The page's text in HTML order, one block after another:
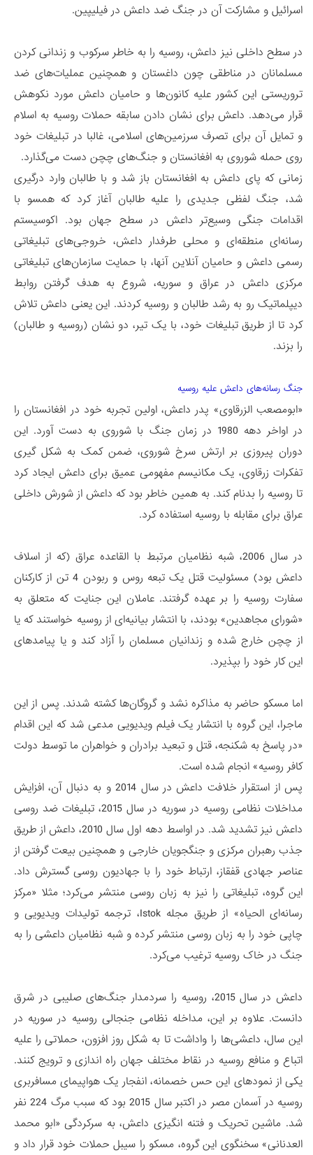
اسرائیل و مشارکت آن در جنگ ضد داعش در فیلیپین.
در سطح داخلی نیز داعش، روسیه را به خاطر سرکوب و زندانی کردن
مسلمانان در مناطقی چون داغستان و همچنین عملیات‌های ضد
تروریستی این کشور علیه کانون‌ها و حامیان داعش مورد نکوهش
قرار می‌دهد. داعش برای نشان دادن سابقه حملات روسیه به اسلام
و تمایل آن برای تصرف سرزمین‌های اسلامی، غالبا در تبلیغات خود
روی حمله شوروی به افغانستان و جنگ‌های چچن دست می‌گذارد.
زمانی که پای داعش به افغانستان باز شد و با طالبان وارد درگیری
شد، جنگ لفظی جدیدی را علیه طالبان آغاز کرد که همسو با
اقدامات جنگی وسیع‌تر داعش در سطح جهان بود. اکوسیستم
رسانه‌ای منطقه‌ای و محلی طرفدار داعش، خروجی‌های تبلیغاتی
رسمی داعش و حامیان آنلاین آنها، با حمایت سازمان‌های تبلیغاتی
مرکزی داعش در عراق و سوریه، شروع به هدف گرفتن روابط
دیپلماتیک رو به رشد طالبان و روسیه کردند. این یعنی داعش تلاش
کرد تا از طریق تبلیغات خود، با یک تیر، دو نشان (روسیه و طالبان)
را بزند.
جنگ رسانه‌های داعش علیه روسیه
«ابومصعب الزرقاوی» پدر داعش، اولین تجربه خود در افغانستان را
در اواخر دهه 1980 در زمان جنگ با شوروی به دست آورد. این
دوران پیروزی بر ارتش سرخ شوروی، ضمن کمک به شکل گیری
تفکرات زرقاوی، یک مکانیسم مفهومی عمیق برای داعش ایجاد کرد
تا روسیه را بدنام کند. به همین خاطر بود که داعش از شورش داخلی
عراق برای مقابله با روسیه استفاده کرد.
در سال 2006، شبه نظامیان مرتبط با القاعده عراق (که از اسلاف
داعش بود) مسئولیت قتل یک تبعه روس و ربودن 4 تن از کارکنان
سفارت روسیه را بر عهده گرفتند. عاملان این جنایت که متعلق به
«شورای مجاهدین» بودند، با انتشار بیانیه‌ای از روسیه خواستند که یا
از چچن خارج شده و زندانیان مسلمان را آزاد کند و یا پیامدهای
این کار خود را بپذیرد.
اما مسکو حاضر به مذاکره نشد و گروگان‌ها کشته شدند. پس از این
ماجرا، این گروه با انتشار یک فیلم ویدیویی مدعی شد که این اقدام
«در پاسخ به شکنجه، قتل و تبعید برادران و خواهران ما توسط دولت
کافر روسیه» انجام شده است.
پس از استقرار خلافت داعش در سال 2014 و به دنبال آن، افزایش
مداخلات نظامی روسیه در سوریه در سال 2015، تبلیغات ضد روسی
داعش نیز تشدید شد. در اواسط دهه اول سال 2010، داعش از طریق
جذب رهبران مرکزی و جنگجویان خارجی و همچنین بیعت گرفتن از
عناصر جهادی قفقاز، ارتباط خود را با جهادیون روسی گسترش داد.
این گروه، تبلیغاتی را نیز به زبان روسی منتشر می‌کرد؛ مثلا «مرکز
رسانه‌ای الحیاه» از طریق مجله Istok، ترجمه تولیدات ویدیویی و
چاپی خود را به زبان روسی منتشر کرده و شبه نظامیان داعشی را به
جنگ در خاک روسیه ترغیب می‌کرد.
داعش در سال 2015، روسیه را سردمدار جنگ‌های صلیبی در شرق
دانست. علاوه بر این، مداخله نظامی جنجالی روسیه در سوریه در
این سال، داعشی‌ها را واداشت تا به شکل روز افزون، حملاتی را علیه
اتباع و منافع روسیه در نقاط مختلف جهان راه اندازی و ترویج کنند.
یکی از نمودهای این حس خصمانه، انفجار یک هواپیمای مسافربری
روسیه در آسمان مصر در اکتبر سال 2015 بود که سبب مرگ 224 نفر
شد. ماشین تحریک و فتنه انگیزی داعش، به سرکردگی «ابو محمد
العدنانی» سخنگوی این گروه، مسکو را سیبل حملات خود قرار داد و